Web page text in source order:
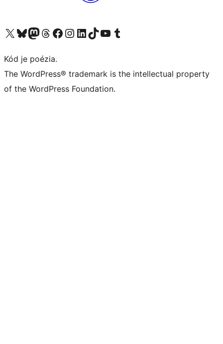
Navštívte náš účet na X (predtým Twitter)
Navštívte náš účet na platforme Bluesky
Navštívte náš účet na Mastodone
Navštívte náš účet na platforme Threads
Navštívte našu stránku na Facebooku
Navštívte náš účet Instagram
Navštívte náš účet LinkedIn
Navštívte náš účet na platforme TikTok
Navštívte náš kanál YouTube
Navštívte náš účet na platforme Tumblr
Kód je poézia.
The WordPress® trademark is the intellectual property
of the WordPress Foundation.